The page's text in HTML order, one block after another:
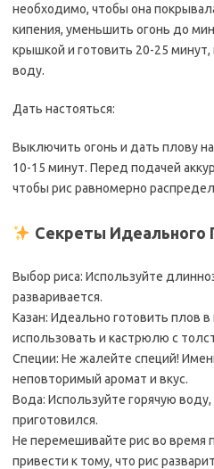
необходимо, чтобы она
кипения, уменьшить огонь до
крышкой и готовить 20-25 минут,
воду.
Дать настояться:
Выключить огонь и дать плову
10-15 минут. Перед подачей
чтобы рис равномерно
Секреты Идеального
Выбор риса: Используйте
разваривается.
Казан: Идеально готовить плов
использовать и кастрюлю с
Специи: Не жалейте специй!
неповторимый аромат и вкус.
Вода: Используйте горячую
приготовился.
Не перемешивайте рис во время
привести к тому, что рис